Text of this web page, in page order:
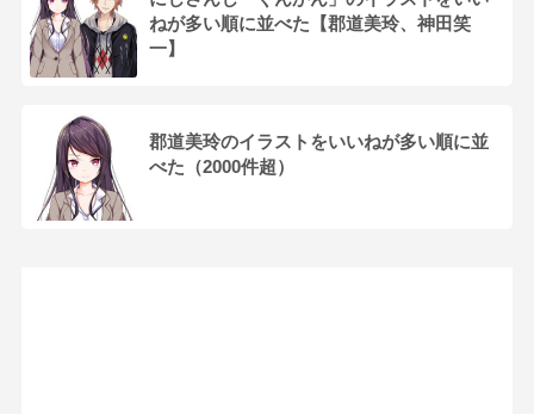
ねが多い順に並べた【郡道美玲、神田笑
一】
郡道美玲のイラストをいいねが多い順に並
べた（2000件超）